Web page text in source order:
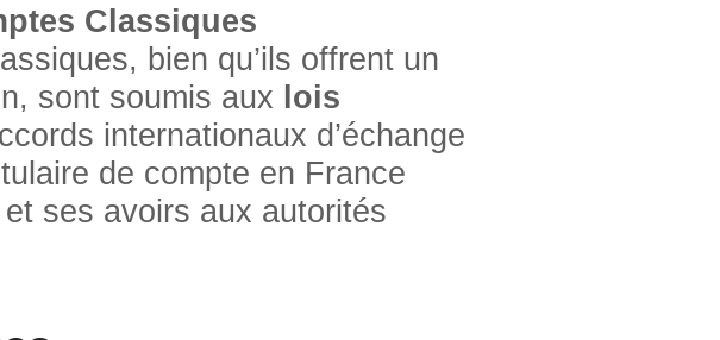
Classiques
bien qu’ils offrent un
sont soumis aux lois
internationaux d’échange
de compte en France
ses avoirs aux autorités